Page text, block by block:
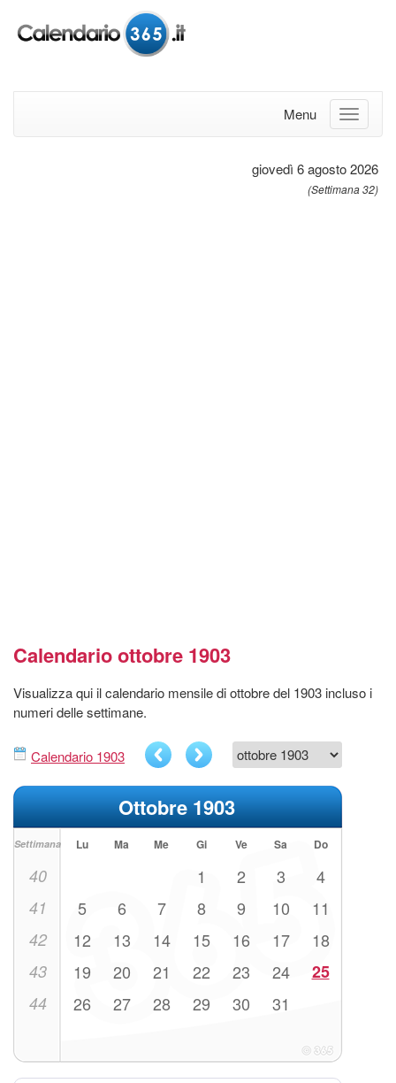
Menu
giovedì 6 agosto 2026
(Settimana 32)
Calendario ottobre 1903
Visualizza qui il calendario mensile di ottobre del 1903 incluso i
numeri delle settimane.
Calendario 1903
Ottobre 1903
Settimana Lu Ma Me Gi Ve Sa Do
40 1 2 3 4
41 5 6 7 8 9 10 11
42 12 13 14 15 16 17 18
43 19 20 21 22 23 24 25
44 26 27 28 29 30 31